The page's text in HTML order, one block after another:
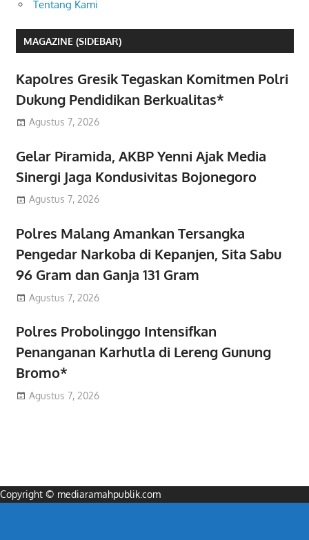
Tentang Kami
MAGAZINE (SIDEBAR)
Kapolres Gresik Tegaskan Komitmen Polri
Dukung Pendidikan Berkualitas*
Agustus 7, 2026
Gelar Piramida, AKBP Yenni Ajak Media
Sinergi Jaga Kondusivitas Bojonegoro
Agustus 7, 2026
Polres Malang Amankan Tersangka
Pengedar Narkoba di Kepanjen, Sita Sabu
96 Gram dan Ganja 131 Gram
Agustus 7, 2026
Polres Probolinggo Intensifkan
Penanganan Karhutla di Lereng Gunung
Bromo*
Agustus 7, 2026
Copyright © mediaramahpublik.com